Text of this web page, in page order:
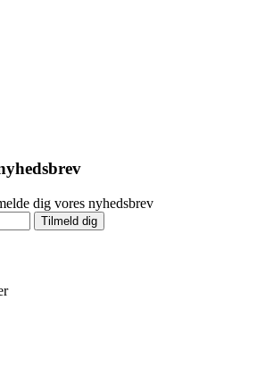
dig vores nyhedsbrev
Tilmeld dig